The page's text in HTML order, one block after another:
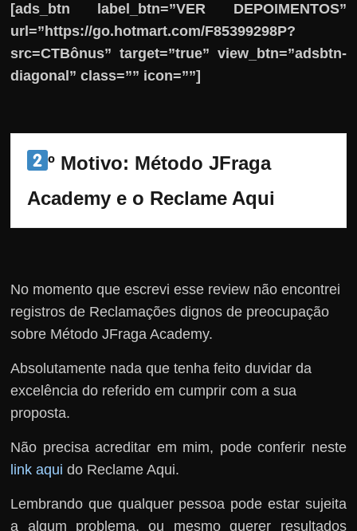
[ads_btn label_btn=”VER DEPOIMENTOS”
url=”https://go.hotmart.com/F85399298P?
src=CTBônus” target=”true” view_btn=”adsbtn-
diagonal” class=”” icon=””]
º Motivo: Método JFraga
Academy e o Reclame Aqui
No momento que escrevi esse review não encontrei
registros de Reclamações dignos de preocupação
sobre Método JFraga Academy.
Absolutamente nada que tenha feito duvidar da
excelência do referido em cumprir com a sua
proposta.
Não precisa acreditar em mim, pode conferir neste
link aqui do Reclame Aqui.
Lembrando que qualquer pessoa pode estar sujeita
a algum problema, ou mesmo querer resultados